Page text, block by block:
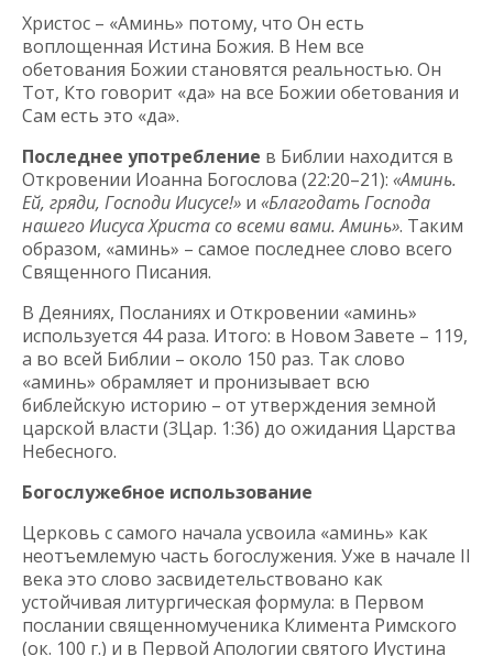
Христос – «Аминь» потому, что Он есть
воплощенная Истина Божия. В Нем все
обетования Божии становятся реальностью. Он
Тот, Кто говорит «да» на все Божии обетования и
Сам есть это «да».
Последнее употребление в Библии находится в
Откровении Иоанна Богослова (22:20–21): «Аминь.
Ей, гряди, Господи Иисусе!» и «Благодать Господа
нашего Иисуса Христа со всеми вами. Аминь». Таким
образом, «аминь» – самое последнее слово всего
Священного Писания.
В Деяниях, Посланиях и Откровении «аминь»
используется 44 раза. Итого: в Новом Завете – 119,
а во всей Библии – около 150 раз. Так слово
«аминь» обрамляет и пронизывает всю
библейскую историю – от утверждения земной
царской власти (3Цар. 1:36) до ожидания Царства
Небесного.
Богослужебное использование
Церковь с самого начала усвоила «аминь» как
неотъемлемую часть богослужения. Уже в начале II
века это слово засвидетельствовано как
устойчивая литургическая формула: в Первом
послании священномученика Климента Римского
(ок. 100 г.) и в Первой Апологии святого Иустина